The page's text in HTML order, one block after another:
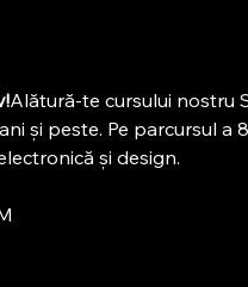
Alătură-te cursului nostru
și peste. Pe parcursul
și design.